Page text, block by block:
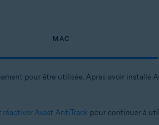
MAC
pour être utilisée. Après avoir installé
réactiver Avast AntiTrack pour continuer à